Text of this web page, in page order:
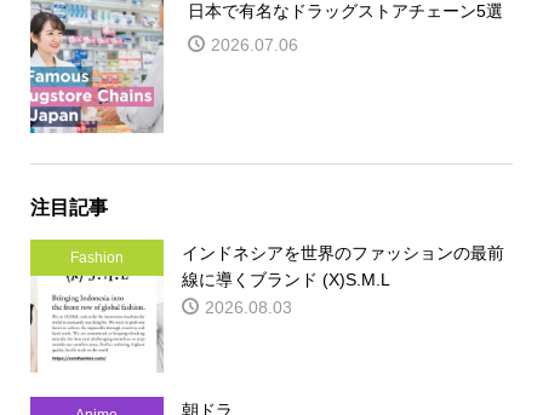
日本で有名なドラッグストアチェーン5選
2026.07.06
注目記事
Fashion
インドネシアを世界のファッションの最前
線に導くブランド (X)S.M.L
2026.08.03
朝ドラ